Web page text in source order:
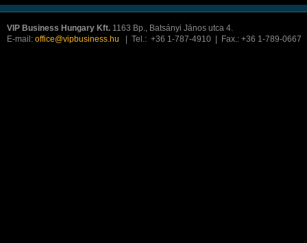
VIP Business Hungary Kft. 1163 Bp., Batsányi János utca 4.
E-mail: office@vipbusiness.hu | Tel.: +36 1-787-4910 | Fax.: +36 1-789-0667